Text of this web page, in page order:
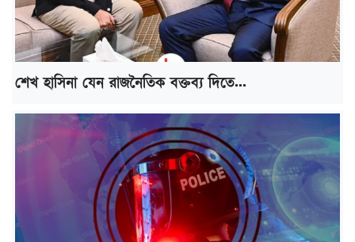
শেখ হাসিনা যেন রাজনৈতিক বক্তব্য দিতে...